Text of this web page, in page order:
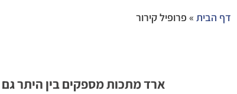
דף הבית » פרופיל קירור
ארד מתכות מספקים בין היתר גם